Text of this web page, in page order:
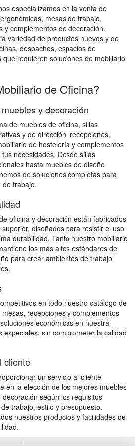
especializamos en la venta de
mesas de trabajo,
y complementos de decoración.
variedad de productos nuevos y de
despachos, espacios de
requieren soluciones de mobiliario
de Oficina?
y decoración
de muebles de oficina, sillas
y de dirección, recepciones,
de hostelería y complementos
necesidades. Desde sillas
hasta muebles de diseño
de soluciones completas para
de trabajo.
oficina y decoración están fabricados
diseñados para resistir el uso
durabilidad. Tanto nuestro mobiliario
los más altos estándares de
para crear ambientes de trabajo
en todo nuestro catálogo de
recepciones y complementos
económicas en nuestra
especiales, sin comprometer la calidad
cliente
un servicio al cliente
en la elección de los mejores muebles
según los requisitos
trabajo, estilo y presupuesto.
nuestros productos y facilidades de